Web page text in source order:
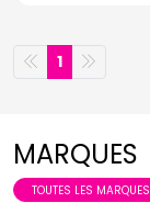
1
MARQUES
TOUTES LES MARQUES